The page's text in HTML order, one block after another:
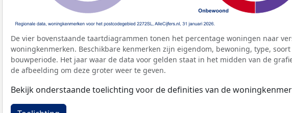
De vier bovenstaande taartdiagrammen tonen het percentage woningen naar
woningkenmerken. Beschikbare kenmerken zijn eigendom, bewoning, type,
bouwperiode. Het jaar waar de data voor gelden staat in het midden van de
de afbeelding om deze groter weer te geven.
Bekijk onderstaande toelichting voor de definities van de